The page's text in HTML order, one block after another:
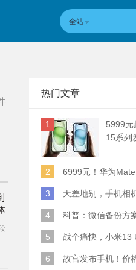
全站
热门文章
1
5999元
15系列
2
6999元！华为Mate 60 Pro发布：麒麟
3 天差地别，手机相机CMOS传
4 科普：微信备份方案+电脑版丢
5 战个痛快，小米13 Ultra、Find X6 Pro、vivo X90
6 故宫发布手机！价格外